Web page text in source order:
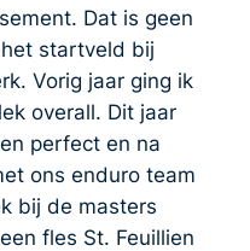
Dat is geen
startveld bij
Vorig jaar ging ik
overall. Dit jaar
perfect en na
ons enduro team
bij de masters
fles St. Feuillien